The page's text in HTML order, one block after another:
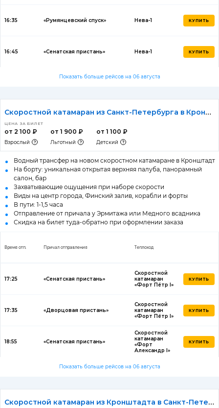
16:35 «Румянцевский спуск» Нева-1 КУПИТЬ
16:45 «Сенатская пристань» Нева-1 КУПИТЬ
Показать больше рейсов на 06 августа
Скоростной катамаран из Санкт-Петербурга в Кронштадт «Остров фортов»
ЦЕНА ЗА БИЛЕТ
от 2 100 ₽
Взрослый
от 1 900 ₽
Льготный
от 1 100 ₽
Детский
Водный трансфер на новом скоростном катамаране в Кронштадт
На борту: уникальная открытая верхняя палуба, панорамный
салон, бар
Захватывающие ощущения при наборе скорости
Виды на центр города, Финский залив, корабли и форты
В пути: 1-1,5 часа
Отправление от причала у Эрмитажа или Медного всадника
Скидка на билет туда-обратно при оформлении заказа
Время отп. Причал отправления Теплоход
17:25 «Сенатская пристань»
Скоростной
катамаран
«Форт Пётр I»
КУПИТЬ
17:35 «Дворцовая пристань»
Скоростной
катамаран
«Форт Пётр I»
КУПИТЬ
18:55 «Сенатская пристань»
Скоростной
катамаран
«Форт
Александр I»
КУПИТЬ
Показать больше рейсов на 06 августа
Скоростной катамаран из Кронштадта в Санкт-Петербург